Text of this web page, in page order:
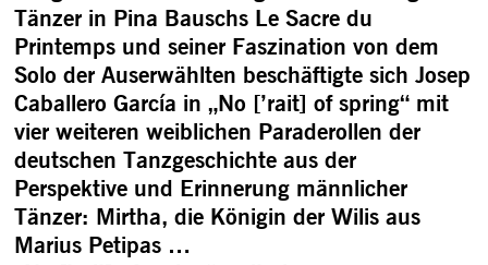
Tänzer in Pina Bauschs Le Sacre du
Printemps und seiner Faszination von dem
Solo der Auserwählten beschäftigte sich Josep
Caballero García in „No [’rait] of spring“ mit
vier weiteren weiblichen Paraderollen der
deutschen Tanzgeschichte aus der
Perspektive und Erinnerung männlicher
Tänzer: Mirtha, die Königin der Wilis aus
Marius Petipas …